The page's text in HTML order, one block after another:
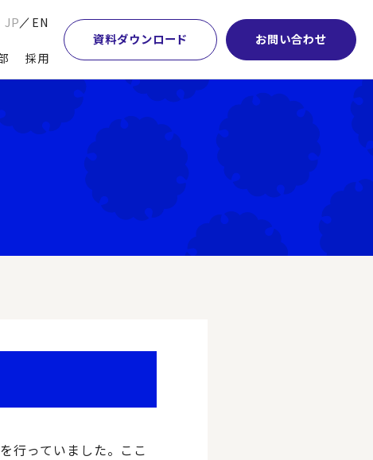
JP EN
採用
資料ダウンロード お問い合わせ
本社・間接業務改革
サプライチェーンマネジメント
物流改革
ヒューマンリソースマネジメント
ビジネスプロセスアウトソーシング
AI・DX・ERP
営業・マーケティング
設計・開発・生産・調達
【特集】会計システム刷新
【特集】CFO革新
【特集】ポスト2027年の基幹システム
学術顧問紹介
DE&I推進の取り組み
グループ会社
グローバルネットワーク
アクセス
行っていました。ここ